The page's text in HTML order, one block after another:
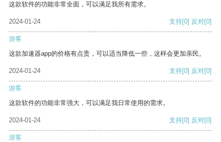
这款软件的功能非常全面，可以满足我所有需求。
2024-01-24 支持[0] 反对[0]
游客
这款加速器app的价格有点贵，可以适当降低一些，这样会更加亲民。
2024-01-24 支持[0] 反对[0]
游客
这款软件的功能非常强大，可以满足我日常使用的需求。
2024-01-24 支持[0] 反对[0]
游客